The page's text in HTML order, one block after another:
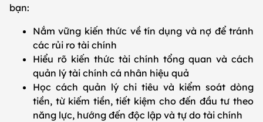
bạn:
Nắm vững kiến thức về tín dụng và nợ để tránh
các rủi ro tài chính
Hiểu rõ kiến thức tài chính tổng quan và cách
quản lý tài chính cá nhân hiệu quả
Học cách quản lý chi tiêu và kiểm soát dòng
tiền, từ kiếm tiền, tiết kiệm cho đến đầu tư theo
năng lực, hướng đến độc lập và tự do tài chính